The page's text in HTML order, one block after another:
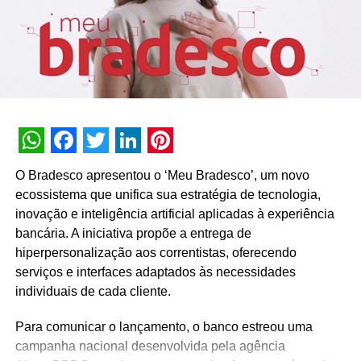
TÓPICOS RELACIONADOS: DESTAQUE
União vai distribuir 30 toneladas de café em
No mês do centenário, BMW Motorrad presenteia
clientes com benefícios para toda a linha de
WhatsApp
Facebook
Twitter
LinkedIn
Pinterest
O Bradesco apresentou o ‘Meu Bradesco’, um novo
ecossistema que unifica sua estratégia de tecnologia,
inovação e inteligência artificial aplicadas à experiência
bancária. A iniciativa propõe a entrega de
hiperpersonalização aos correntistas, oferecendo
serviços e interfaces adaptados às necessidades
individuais de cada cliente.
Para comunicar o lançamento, o banco estreou uma
campanha nacional desenvolvida pela agência